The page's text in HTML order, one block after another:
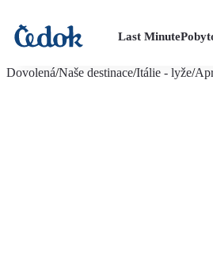
Last Minute
Dovolená/Naše destinace/Itálie - lyže/